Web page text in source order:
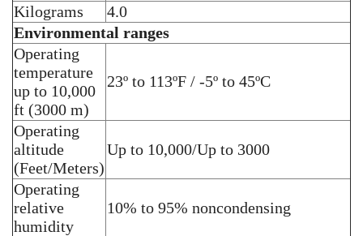
Kilograms
4.0
Environmental ranges
Operating
temperature
up to 10,000
ft (3000 m)
23º to 113ºF / -5º to 45ºC
Operating
altitude
(Feet/Meters)
Up to 10,000/Up to 3000
Operating
relative
humidity
10% to 95% noncondensing